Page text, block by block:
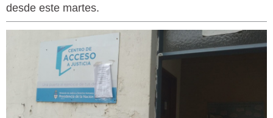
desde este martes.